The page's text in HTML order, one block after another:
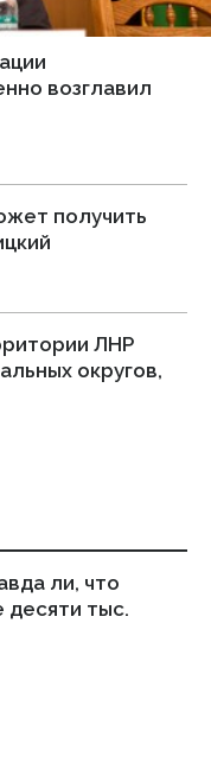
возглавил
получить
ЛНР
округов,
ли, что
десяти тыс.